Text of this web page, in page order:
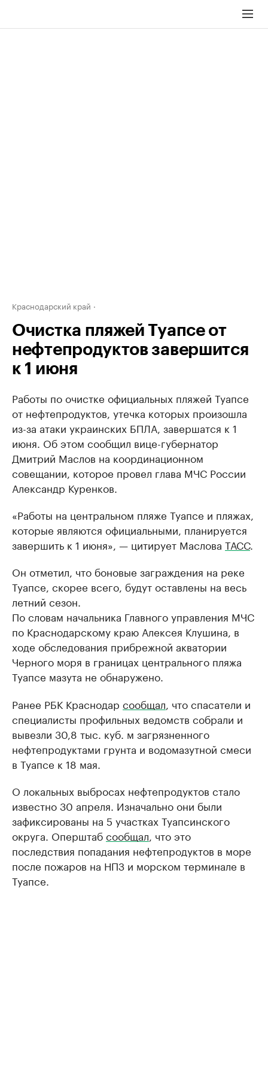
Краснодарский край
Очистка пляжей Туапсе от
нефтепродуктов завершится
к 1 июня
Работы по очистке официальных пляжей Туапсе
от нефтепродуктов, утечка которых произошла
из-за атаки украинских БПЛА, завершатся к 1
июня. Об этом сообщил вице-губернатор
Дмитрий Маслов на координационном
совещании, которое провел глава МЧС России
Александр Куренков.
«Работы на центральном пляже Туапсе и пляжах,
которые являются официальными, планируется
завершить к 1 июня», — цитирует Маслова ТАСС.
Он отметил, что боновые заграждения на реке
Туапсе, скорее всего, будут оставлены на весь
летний сезон.
По словам начальника Главного управления МЧС
по Краснодарскому краю Алексея Клушина, в
ходе обследования прибрежной акватории
Черного моря в границах центрального пляжа
Туапсе мазута не обнаружено.
Ранее РБК Краснодар сообщал , что спасатели и
специалисты профильных ведомств собрали и
вывезли 30,8 тыс. куб. м загрязненного
нефтепродуктами грунта и водомазутной смеси
в Туапсе к 18 мая.
О локальных выбросах нефтепродуктов стало
известно 30 апреля. Изначально они были
зафиксированы на 5 участках Туапсинского
округа. Оперштабсообщал , что это
последствия попадания нефтепродуктов в море
после пожаров на НПЗ и морском терминале в
Туапсе.